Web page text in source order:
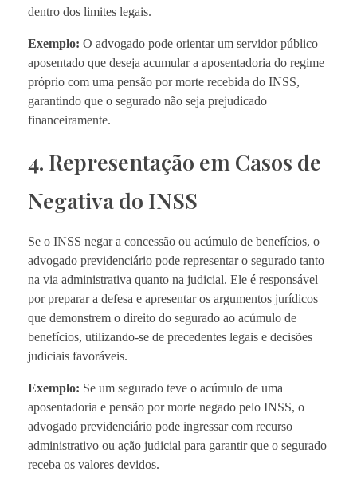
dentro dos limites legais.
Exemplo: O advogado pode orientar um servidor público
aposentado que deseja acumular a aposentadoria do regime
próprio com uma pensão por morte recebida do INSS,
garantindo que o segurado não seja prejudicado
financeiramente.
4. Representação em Casos de
Negativa do INSS
Se o INSS negar a concessão ou acúmulo de benefícios, o
advogado previdenciário pode representar o segurado tanto
na via administrativa quanto na judicial. Ele é responsável
por preparar a defesa e apresentar os argumentos jurídicos
que demonstrem o direito do segurado ao acúmulo de
benefícios, utilizando-se de precedentes legais e decisões
judiciais favoráveis.
Exemplo: Se um segurado teve o acúmulo de uma
aposentadoria e pensão por morte negado pelo INSS, o
advogado previdenciário pode ingressar com recurso
administrativo ou ação judicial para garantir que o segurado
receba os valores devidos.